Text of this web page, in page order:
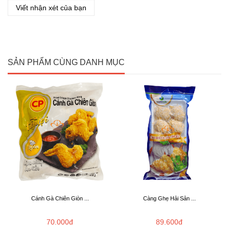
Viết nhận xét của bạn
SẢN PHẨM CÙNG DANH MỤC
Cánh Gà Chiên Giòn ...
70.000đ
Càng Ghẹ Hải Sản ...
89.600đ